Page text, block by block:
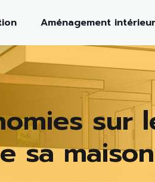
Aménagement intérieur
sur
sa